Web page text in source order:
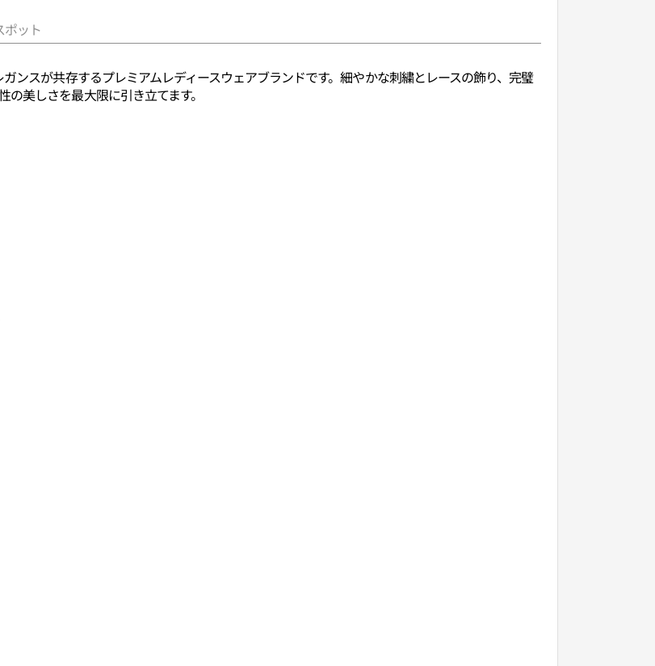
ポット
ンスが共存するプレミアムレディースウェアブランドです。細やかな刺繍とレースの飾り、完璧
美しさを最大限に引き立てます。